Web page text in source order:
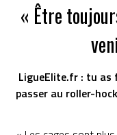
« Être
LigueElite.fr : tu as
passer au roller-